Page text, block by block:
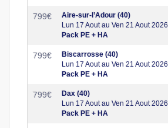
799€
Aire-sur-l’Adour (40)
Lun 17 Aout au Ven 21 Aout 2026
Pack PE + HA
799€
Biscarrosse (40)
Lun 17 Aout au Ven 21 Aout 2026
Pack PE + HA
799€
Dax (40)
Lun 17 Aout au Ven 21 Aout 2026
Pack PE + HA